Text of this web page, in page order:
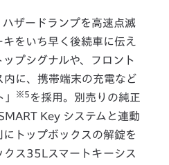
ザードランプを高速点滅
をいち早く後続車に伝え
プシグナルや、フロント
に、携帯端末の充電など
※5 を採用。別売りの純正
Key システムと連動
トップボックスの解錠を
クス35Lスマートキーシス